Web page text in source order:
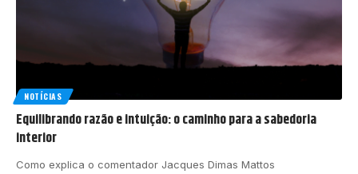
NOTÍCIAS
Equilibrando razão e intuição: o caminho para a sabedoria
interior
Como explica o comentador Jacques Dimas Mattos